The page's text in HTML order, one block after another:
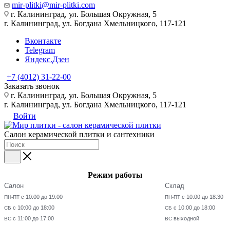
mir-plitki@mir-plitki.com
г. Калининград, ул. Большая Окружная, 5
г. Калининград, ул. Богдана Хмельницкого, 117-121
Вконтакте
Telegram
Яндекс.Дзен
+7 (4012) 31-22-00
Заказать звонок
г. Калининград, ул. Большая Окружная, 5
г. Калининград, ул. Богдана Хмельницкого, 117-121
Войти
Салон керамической плитки и сантехники
Режим работы
Салон
ПН-ПТ с 10:00 до 19:00
СБ с 10:00 до 18:00
ВС с 11:00 до 17:00
Склад
ПН-ПТ с 10:00 до 18:30
СБ с 10:00 до 18:00
ВС выходной